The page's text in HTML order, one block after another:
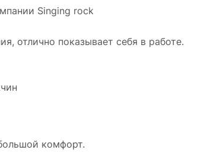
Singing rock
отлично показывает себя в работе.
комфорт.